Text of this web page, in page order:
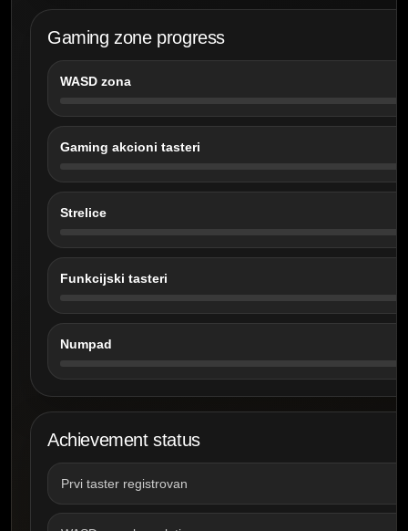
Gaming zone progress
WASD zona
Gaming akcioni tasteri
Strelice
Funkcijski tasteri
Numpad
Achievement status
Prvi taster registrovan